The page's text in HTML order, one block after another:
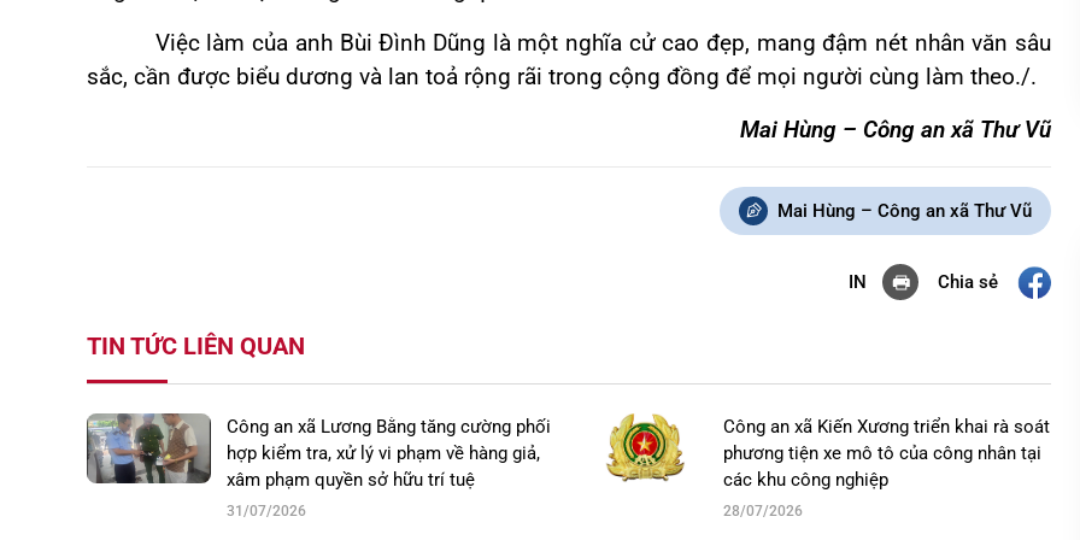
Việc làm của anh Bùi Đình Dũng là một nghĩa cử cao đẹp, mang đậm nét nhân văn sâu
sắc, cần được biểu dương và lan toả rộng rãi trong cộng đồng để mọi người cùng làm theo./.
Mai Hùng – Công an xã Thư Vũ
Mai Hùng – Công an xã Thư Vũ
IN Chia sẻ
TIN TỨC LIÊN QUAN
Công an xã Lương Bằng tăng cường phối
hợp kiểm tra, xử lý vi phạm về hàng giả,
xâm phạm quyền sở hữu trí tuệ
31/07/2026
Công an xã Kiến Xương triển khai rà soát
phương tiện xe mô tô của công nhân tại
các khu công nghiệp
28/07/2026